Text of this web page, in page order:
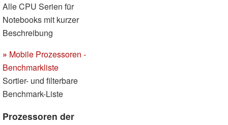
Alle CPU Serien für
Notebooks mit kurzer
Beschreibung
» Mobile Prozessoren -
Benchmarkliste
Sortier- und filterbare
Benchmark-Liste
Prozessoren der